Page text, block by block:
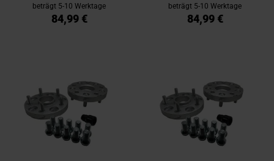
beträgt 5-10 Werktage
84,99 €
beträgt 5-10 Werktage
84,99 €